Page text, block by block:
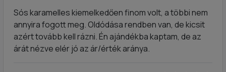
Sós karamelles kiemelkedően finom volt, a többi nem
annyira fogott meg. Oldódása rendben van, de kicsit
azért tovább kell rázni. Én ajándékba kaptam, de az
árát nézve elér jó az ár/érték aránya.